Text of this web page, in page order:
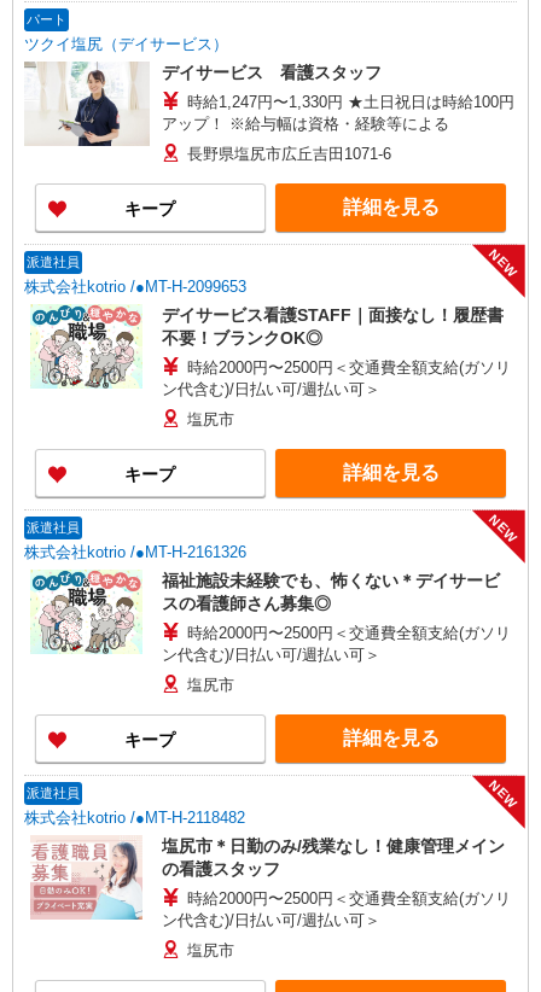
パート
ツクイ塩尻（デイサービス）
デイサービス 看護スタッフ
時給1,247円〜1,330円 ★土日祝日は時給100円
アップ！ ※給与幅は資格・経験等による
長野県塩尻市広丘吉田1071-6
キープ 詳細を見る
派遣社員
株式会社kotrio /●MT-H-2099653
NEW
デイサービス看護STAFF｜面接なし！履歴書
不要！ブランクOK◎
時給2000円〜2500円＜交通費全額支給(ガソリ
ン代含む)/日払い可/週払い可＞
塩尻市
キープ 詳細を見る
派遣社員
株式会社kotrio /●MT-H-2161326
NEW
福祉施設未経験でも、怖くない＊デイサービ
スの看護師さん募集◎
時給2000円〜2500円＜交通費全額支給(ガソリ
ン代含む)/日払い可/週払い可＞
塩尻市
キープ 詳細を見る
派遣社員
株式会社kotrio /●MT-H-2118482
NEW
塩尻市＊日勤のみ/残業なし！健康管理メイン
の看護スタッフ
時給2000円〜2500円＜交通費全額支給(ガソリ
ン代含む)/日払い可/週払い可＞
塩尻市